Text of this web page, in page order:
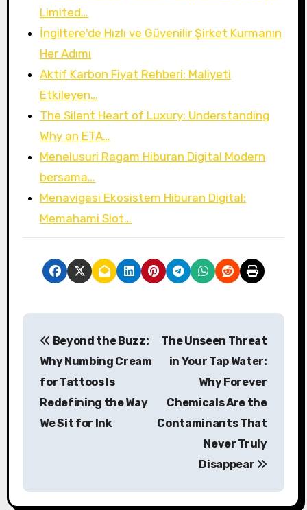
Limited…
İngiltere'de Hızlı ve Güvenilir Şirket Kurmanın
Her Adımı
Aktif Karbon Fiyat Rehberi: Maliyeti
Etkileyen…
The Silent Heart of Luxury: Understanding
Why an ETA…
Menelusuri Ragam Hiburan Digital Modern
bersama…
Menavigasi Ekosistem Hiburan Digital:
Memahami Slot…
P
v
Beyond the Buzz:
Why Numbing Cream
for Tattoos Is
Redefining the Way
We Sit for Ink
The Unseen Threat
in Your Tap Water:
Why Forever
Chemicals Are the
Contaminants That
Never Truly
Disappear